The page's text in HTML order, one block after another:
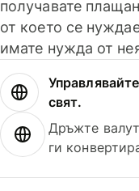
получавате
от което се
имате нужда от
свят.
Дръжте
ги